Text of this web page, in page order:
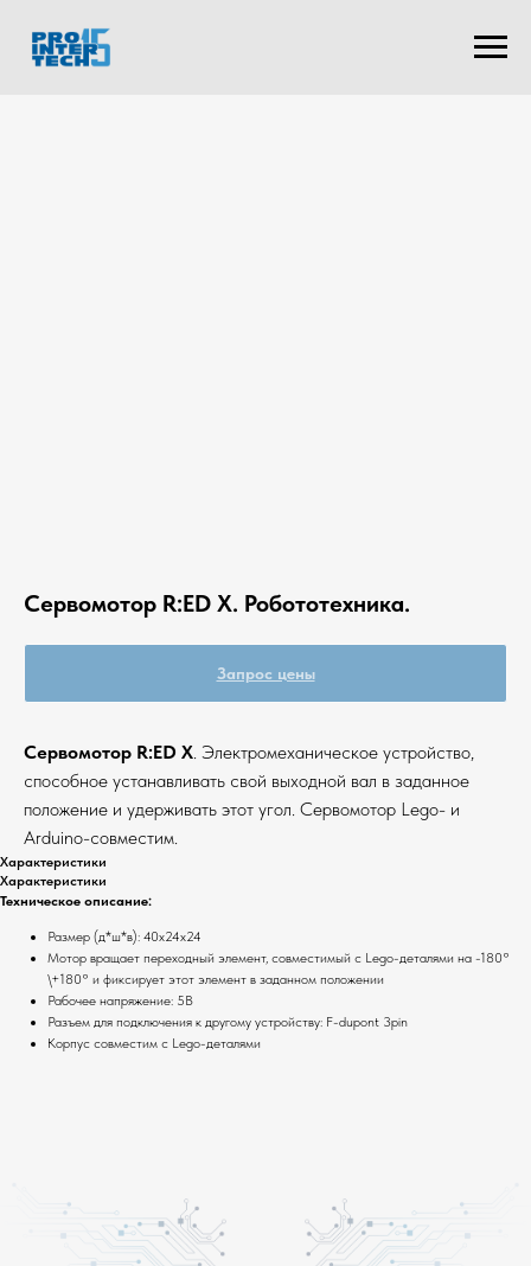
Сервомотор R:ED X. Робототехника.
Запрос цены
Сервомотор R:ED X. Электромеханическое устройство,
способное устанавливать свой выходной вал в заданное
положение и удерживать этот угол. Сервомотор Lego- и
Arduino-совместим.
Характеристики
Характеристики
Техническое описание:
Размер (д*ш*в): 40x24x24
Мотор вращает переходный элемент, совместимый с Lego-деталями на -180°
\+180° и фиксирует этот элемент в заданном положении
Рабочее напряжение: 5В
Разъем для подключения к другому устройству: F-dupont 3pin
Корпус совместим с Lego-деталями
Мы на маркетплейсах
Вы можете приобрести нашу продукцию
сэкономить на доставке.
Как воспользоваться бонусами